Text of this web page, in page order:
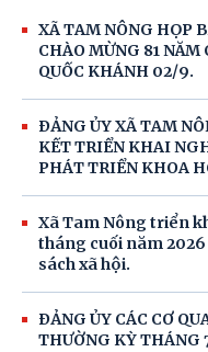
nhà để ở, từ đó yên tâm
nguồn nhân lực phục vụ
đại hóa đất nước.
XÃ TAM NÔNG HỌP
CHÀO MỪNG 81
QUỐC KHÁNH 02/9.
ĐẢNG ỦY XÃ TAM
KẾT TRIỂN KHAI
PHÁT TRIỂN KHOA
Xã Tam Nông triển
tháng cuối năm
sách xã hội.
ĐẢNG ỦY CÁC CƠ
THƯỜNG KỲ THÁNG